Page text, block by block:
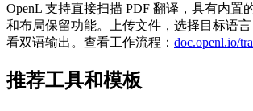
OpenL 支持直接扫描 PDF 翻译，具有内置
和布局保留功能。上传文件，选择目标语
看双语输出。查看工作流程： doc.openl.io/
推荐工具和模板